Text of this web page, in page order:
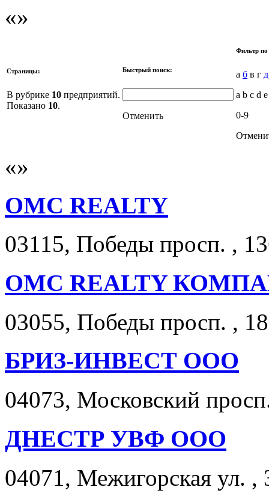
Страницы:
В рубрике 10 предприятий.
Показано 10.
Быстрый поиск:
Отменить
Фильтр по
а б в г д
a b c d
0-9
OMC REALTY
03115, Победы просп. ,
OMC REALTY
03055, Победы просп. ,
БРИЗ-ИНВЕСТ ООО
04073, Московский
ДНЕСТР УВФ ООО
04071, Межигорская ул. ,